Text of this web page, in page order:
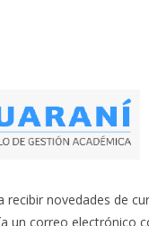
recibir novedades de
un correo electrónico